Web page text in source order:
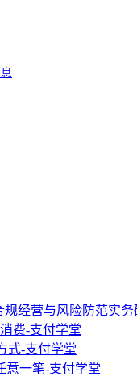
规经营与风险防范实
费-支付学堂
式-支付学堂
意一笔-支付学堂